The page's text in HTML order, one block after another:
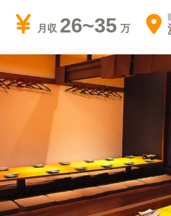
月収 26~35